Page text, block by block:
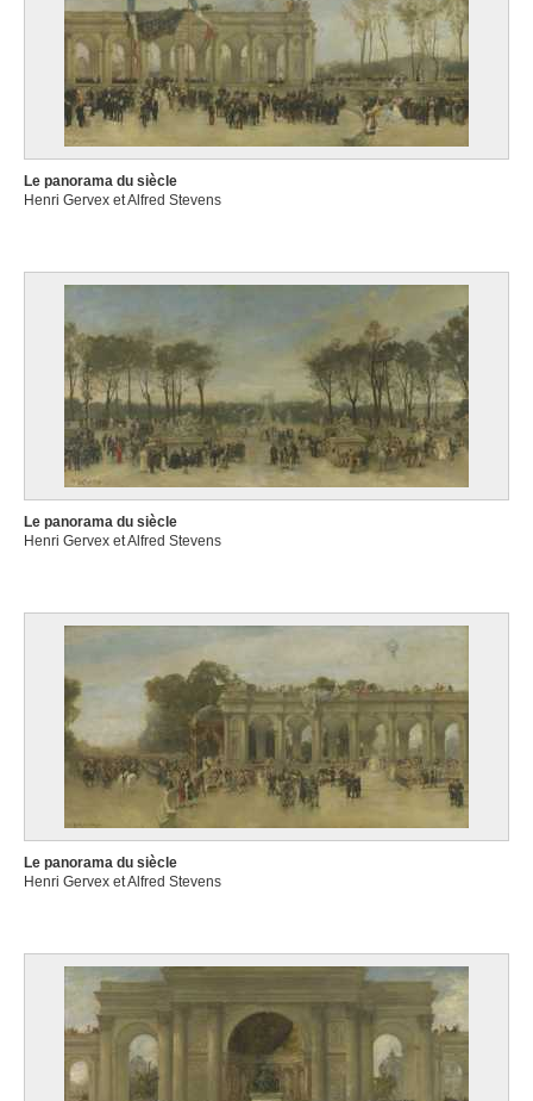
Le panorama du siècle
Henri Gervex et Alfred Stevens
Le panorama du siècle
Henri Gervex et Alfred Stevens
Le panorama du siècle
Henri Gervex et Alfred Stevens